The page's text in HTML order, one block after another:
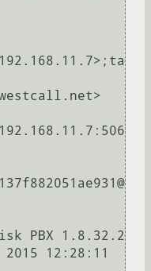
PBX 1.8.32.2
12:28:11